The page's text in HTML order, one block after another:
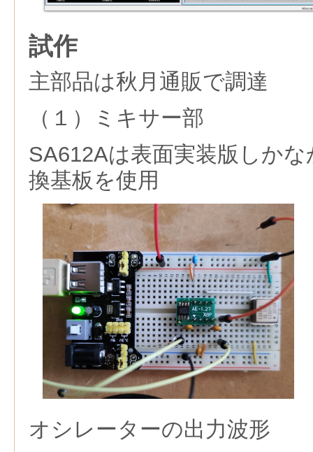
試作
主部品は秋月通販で調達
（１）ミキサー部
SA612Aは表面実装版しか
換基板を使用
オシレーターの出力波形